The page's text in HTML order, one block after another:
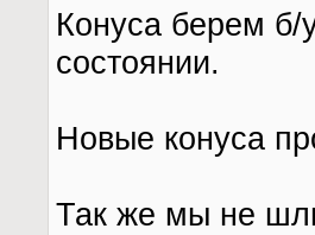
Конуса берем б/
состоянии.
Новые конуса
Так же мы не